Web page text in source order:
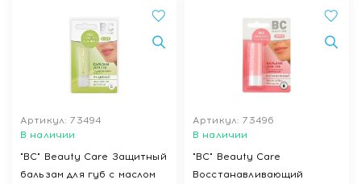
Артикул: 73494
В наличии
"BC" Beauty Care Защитный
бальзам для губ с маслом
Артикул: 73496
В наличии
"BC" Beauty Care
Восстанавливающий